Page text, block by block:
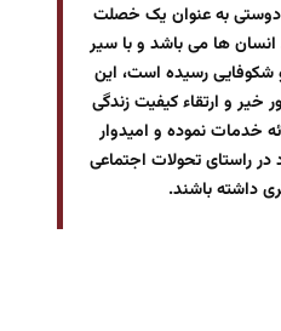
دوستی به عنوان یک خصلت
ها می باشد و با سیر
شکوفایی رسیده است، این
خیر و ارتقاء کیفیت زندگی
خدمات نموده و امیدوار
راستای تحولات اجتماعی
داشته باشند.